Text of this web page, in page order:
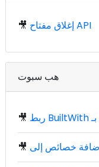
🎥 إغلاق مفتاح API
هب سبوت
🎥
🎥